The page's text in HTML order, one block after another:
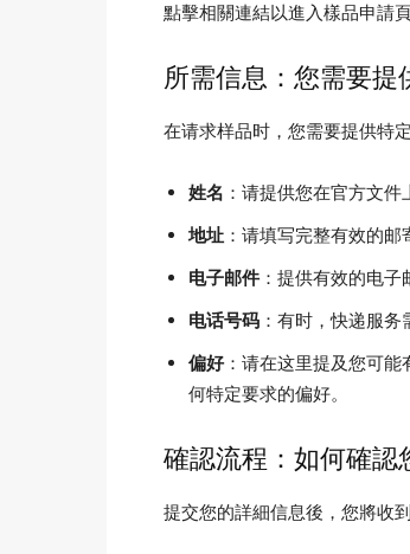
點擊相關連結以進入樣品申請
所需信息：您需要提
在请求样品时，您需要提供特
姓名 ：请提供您在官方文
地址 ：请填写完整有效的
电子邮件：提供有效的电子
电话号码 ：有时，快递服务
偏好：请在这里提及您可能
何特定要求的偏好。
確認流程：如何確認
提交您的詳細信息後，您將收